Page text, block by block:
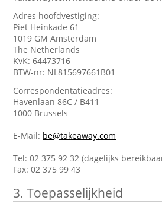
Adres hoofdvestiging:
Piet Heinkade 61
1019 GM Amsterdam
The Netherlands
KvK: 64473716
BTW-nr: NL815697661B01
Correspondentatieadres:
Havenlaan 86C / B411
1000 Brussels
E-Mail: be@takeaway.com
Tel: 02 375 92 32 (dagelijks
Fax: 02 375 99 43
3. Toepasselijkheid